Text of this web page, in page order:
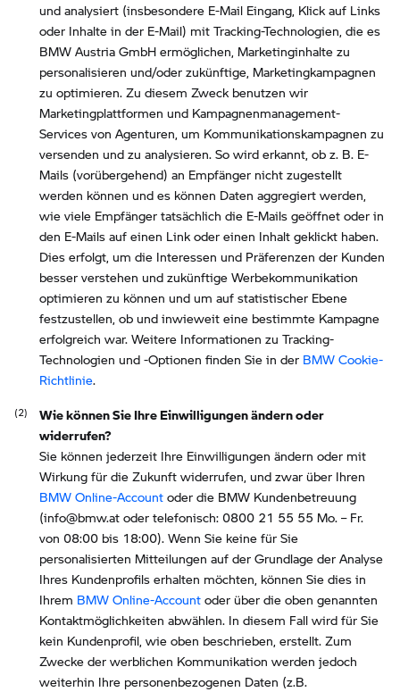
und analysiert (insbesondere E-Mail Eingang, Klick auf Links
oder Inhalte in der E-Mail) mit Tracking-Technologien, die es
BMW Austria GmbH ermöglichen, Marketinginhalte zu
personalisieren und/oder zukünftige, Marketingkampagnen
zu optimieren. Zu diesem Zweck benutzen wir
Marketingplattformen und Kampagnenmanagement-
Services von Agenturen, um Kommunikationskampagnen zu
versenden und zu analysieren. So wird erkannt, ob z. B. E-
Mails (vorübergehend) an Empfänger nicht zugestellt
werden können und es können Daten aggregiert werden,
wie viele Empfänger tatsächlich die E-Mails geöffnet oder in
den E-Mails auf einen Link oder einen Inhalt geklickt haben.
Dies erfolgt, um die Interessen und Präferenzen der Kunden
besser verstehen und zukünftige Werbekommunikation
optimieren zu können und um auf statistischer Ebene
festzustellen, ob und inwieweit eine bestimmte Kampagne
erfolgreich war. Weitere Informationen zu Tracking-
Technologien und -Optionen finden Sie in der BMW Cookie-
Richtlinie.
Wie können Sie Ihre Einwilligungen ändern oder
widerrufen?
Sie können jederzeit Ihre Einwilligungen ändern oder mit
Wirkung für die Zukunft widerrufen, und zwar über Ihren
BMW Online-Account oder die BMW Kundenbetreuung
(info@bmw.at oder telefonisch: 0800 21 55 55 Mo. – Fr.
von 08:00 bis 18:00). Wenn Sie keine für Sie
personalisierten Mitteilungen auf der Grundlage der Analyse
Ihres Kundenprofils erhalten möchten, können Sie dies in
Ihrem BMW Online-Account oder über die oben genannten
Kontaktmöglichkeiten abwählen. In diesem Fall wird für Sie
kein Kundenprofil, wie oben beschrieben, erstellt. Zum
Zwecke der werblichen Kommunikation werden jedoch
weiterhin Ihre personenbezogenen Daten (z.B.